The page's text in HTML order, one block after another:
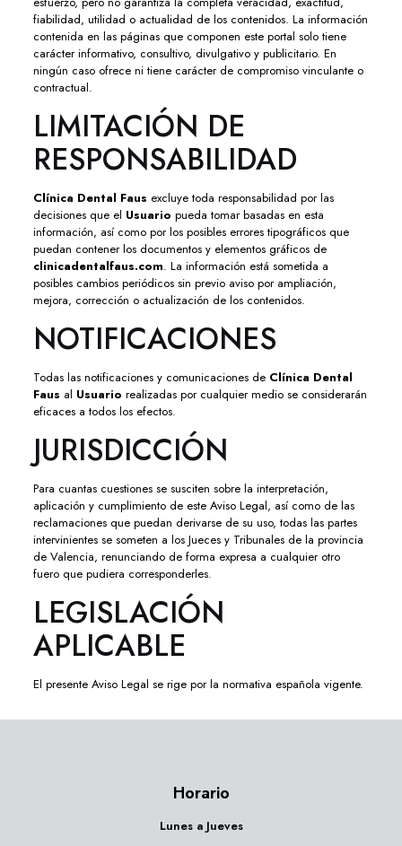
fiabilidad, utilidad o actualidad de los contenidos. La información
contenida en las páginas que componen este portal solo tiene
carácter informativo, consultivo, divulgativo y publicitario. En
ningún caso ofrece ni tiene carácter de compromiso vinculante o
contractual.
LIMITACIÓN DE
RESPONSABILIDAD
Clínica Dental Faus excluye toda responsabilidad por las
decisiones que el Usuario pueda tomar basadas en esta
información, así como por los posibles errores tipográficos que
puedan contener los documentos y elementos gráficos de
clinicadentalfaus.com. La información está sometida a
posibles cambios periódicos sin previo aviso por ampliación,
mejora, corrección o actualización de los contenidos.
NOTIFICACIONES
Todas las notificaciones y comunicaciones de Clínica Dental
Faus al Usuario realizadas por cualquier medio se considerarán
eficaces a todos los efectos.
JURISDICCIÓN
Para cuantas cuestiones se susciten sobre la interpretación,
aplicación y cumplimiento de este Aviso Legal, así como de las
reclamaciones que puedan derivarse de su uso, todas las partes
intervinientes se someten a los Jueces y Tribunales de la provincia
de Valencia, renunciando de forma expresa a cualquier otro
fuero que pudiera corresponderles.
LEGISLACIÓN
APLICABLE
El presente Aviso Legal se rige por la normativa española vigente.
Horario
Lunes a Jueves